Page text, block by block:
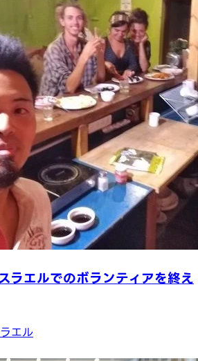
ラエルでのボランティアを終え
エル